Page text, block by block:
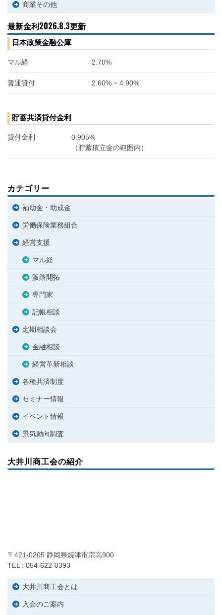
商業その他
最新金利2026.8.3更新
日本政策金融公庫
マル経 2.70%
普通貸付 2.60% ~ 4.90%
貯蓄共済貸付金利
貸付金利
0.905%
（貯蓄積立金の範囲内）
カテゴリー
補助金・助成金
労働保険業務組合
経営支援
マル経
販路開拓
専門家
記帳相談
定期相談会
金融相談
経営革新相談
各種共済制度
セミナー情報
イベント情報
景気動向調査
大井川商工会の紹介
〒421-0205 静岡県焼津市宗高900
TEL : 054-622-0393
大井川商工会とは
入会のご案内